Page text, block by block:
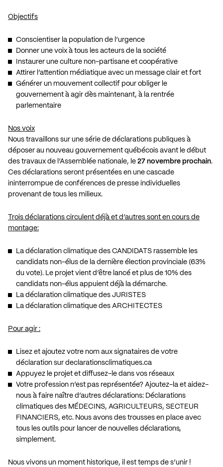
Objectifs
Conscientiser la population de l’urgence
Donner une voix à tous les acteurs de la société
Instaurer une culture non-partisane et coopérative
Attirer l’attention médiatique avec un message clair et fort
Générer un mouvement collectif pour obliger le
gouvernement à agir dès maintenant, à la rentrée
parlementaire
Nos voix
Nous travaillons sur une série de déclarations publiques à
déposer au nouveau gouvernement québécois avant le début
des travaux de l’Assemblée nationale, le 27 novembre prochain.
Ces déclarations seront présentées en une cascade
ininterrompue de conférences de presse individuelles
provenant de tous les milieux.
Trois déclarations circulent déjà et d’autres sont en cours de
montage:
La déclaration climatique des CANDIDATS rassemble les
candidats non-élus de la dernière élection provinciale (63%
du vote). Le projet vient d’être lancé et plus de 10% des
candidats non-élus appuient déjà la démarche.
La déclaration climatique des JURISTES
La déclaration climatique des ARCHITECTES
Pour agir :
Lisez et ajoutez votre nom aux signataires de votre
déclaration sur declarationsclimatiques.ca
Appuyez le projet et diffusez-le dans vos réseaux
Votre profession n’est pas représentée? Ajoutez-la et aidez-
nous à faire naître d’autres déclarations: Déclarations
climatiques des MÉDECINS, AGRICULTEURS, SECTEUR
FINANCIERS, etc. Nous avons des trousses en place avec
tous les outils pour lancer de nouvelles déclarations,
simplement.
Nous vivons un moment historique, il est temps de s’unir !